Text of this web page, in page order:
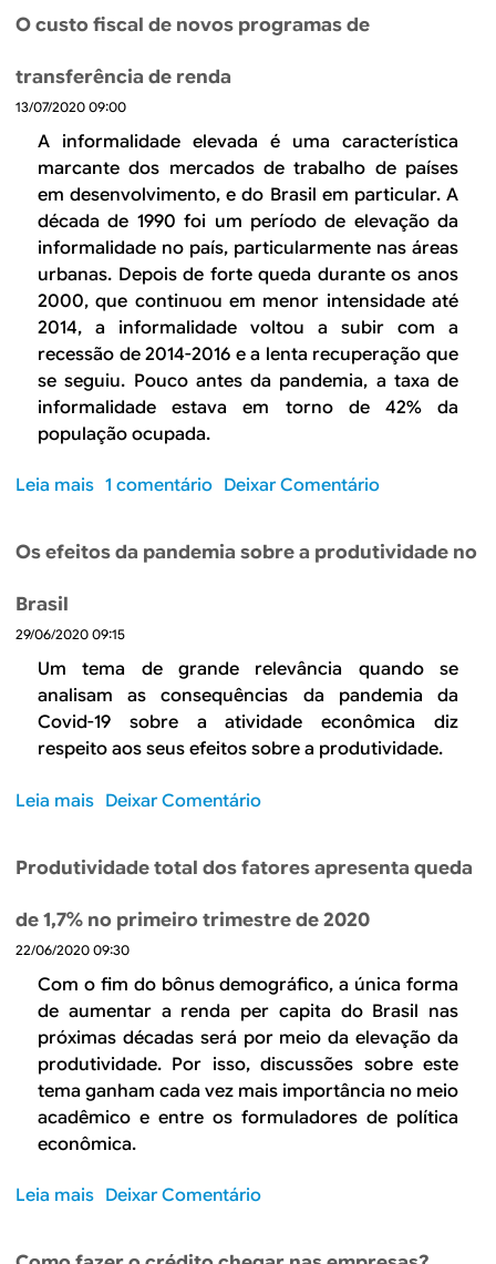
a
t
o
r
e
s
n
o
B
r
a
s
i
l
u
m
a
ã
e
o
n
g
o
o
d
d
e
o
n
e
r
a
ç
ã
o
d
a
f
o
r
A
r
e
f
o
r
m
d
o
P
I
S
/
C
N
O custo fiscal de novos programas de
transferência de renda
13/07/2020 09:00
A informalidade elevada é uma característica
marcante dos mercados de trabalho de países
em desenvolvimento, e do Brasil em particular. A
década de 1990 foi um período de elevação da
informalidade no país, particularmente nas áreas
urbanas. Depois de forte queda durante os anos
2000, que continuou em menor intensidade até
2014, a informalidade voltou a subir com a
recessão de 2014-2016 e a lenta recuperação que
se seguiu. Pouco antes da pandemia, a taxa de
informalidade estava em torno de 42% da
população ocupada.
Leia mais
r
c
u
s
t
o
a
d
e
o
v
o
s
p
r
o
1 comentário Deixar Comentário
Os efeitos da pandemia sobre a produtividade no
Brasil
29/06/2020 09:15
Um tema de grande relevância quando se
analisam as consequências da pandemia da
Covid-19 sobre a atividade econômica diz
respeito aos seus efeitos sobre a produtividade.
Leia mais
r
O
s
e
f
e
i
o
d
n
Deixar Comentário
Produtividade total dos fatores apresenta queda
de 1,7% no primeiro trimestre de 2020
22/06/2020 09:30
Com o fim do bônus demográfico, a única forma
de aumentar a renda per capita do Brasil nas
próximas décadas será por meio da elevação da
produtividade. Por isso, discussões sobre este
tema ganham cada vez mais importância no meio
acadêmico e entre os formuladores de política
econômica.
Leia mais Deixar Comentário